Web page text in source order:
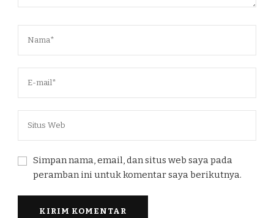
Simpan nama, email, dan situs web saya pada
peramban ini untuk komentar saya berikutnya.